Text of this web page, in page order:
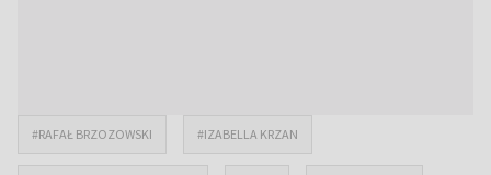
#RAFAŁ BRZOZOWSKI #IZABELLA KRZAN